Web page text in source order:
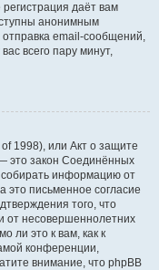
даёт вам
анонимным
email-сообщений,
всего пару минут,
1998), или Акт о защите
это закон Соединённых
собирать информацию от
письменное согласие
того, что
от несовершеннолетних
ли это к вам, как к
конференции,
внимание, что phpBB